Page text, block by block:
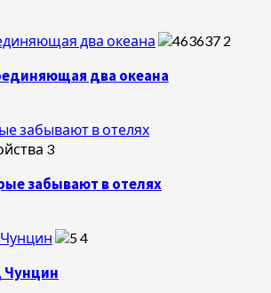
два океана
2
два океана
забывают в отелях
3
забывают в отелях
4
Чунцин